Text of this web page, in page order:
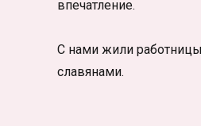
впечатление.
С нами жили
славянами.